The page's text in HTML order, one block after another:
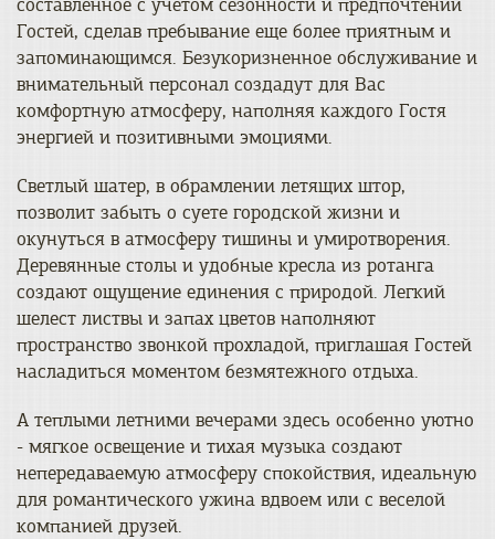
составленное с учетом сезонности и предпочтений
Гостей, сделав пребывание еще более приятным и
запоминающимся. Безукоризненное обслуживание и
внимательный персонал создадут для Вас
комфортную атмосферу, наполняя каждого Гостя
энергией и позитивными эмоциями.
Светлый шатер, в обрамлении летящих штор,
позволит забыть о суете городской жизни и
окунуться в атмосферу тишины и умиротворения.
Деревянные столы и удобные кресла из ротанга
создают ощущение единения с природой. Легкий
шелест листвы и запах цветов наполняют
пространство звонкой прохладой, приглашая Гостей
насладиться моментом безмятежного отдыха.
А теплыми летними вечерами здесь особенно уютно
- мягкое освещение и тихая музыка создают
непередаваемую атмосферу спокойствия, идеальную
для романтического ужина вдвоем или с веселой
компанией друзей.